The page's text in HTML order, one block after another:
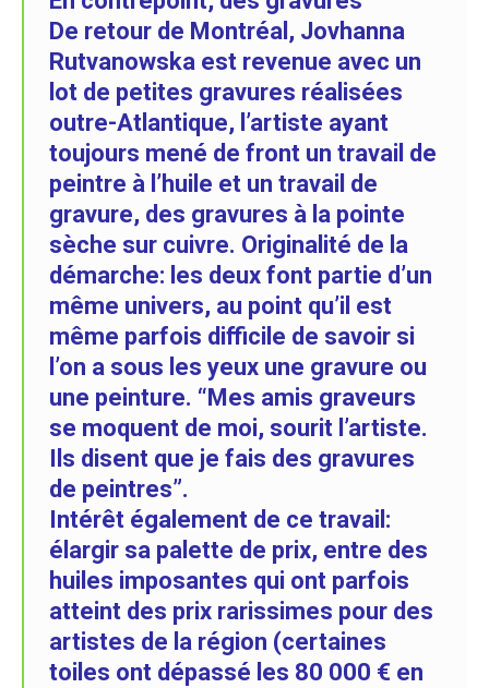
De retour de Montréal, Jovhanna
Rutvanowska est revenue avec un
lot de petites gravures réalisées
outre-Atlantique, l’artiste ayant
toujours mené de front un travail de
peintre à l’huile et un travail de
gravure, des gravures à la pointe
sèche sur cuivre. Originalité de la
démarche: les deux font partie d’un
même univers, au point qu’il est
même parfois difficile de savoir si
l’on a sous les yeux une gravure ou
une peinture. “Mes amis graveurs
se moquent de moi, sourit l’artiste.
Ils disent que je fais des gravures
de peintres”.
Intérêt également de ce travail:
élargir sa palette de prix, entre des
huiles imposantes qui ont parfois
atteint des prix rarissimes pour des
artistes de la région (certaines
toiles ont dépassé les 80 000 € en